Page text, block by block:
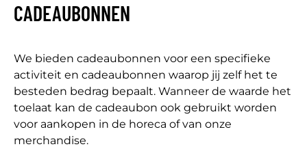
CADEAUBONNEN
We bieden cadeaubonnen voor een specifieke
activiteit en cadeaubonnen waarop jij zelf het te
besteden bedrag bepaalt. Wanneer de waarde het
toelaat kan de cadeaubon ook gebruikt worden
voor aankopen in de horeca of van onze
merchandise.